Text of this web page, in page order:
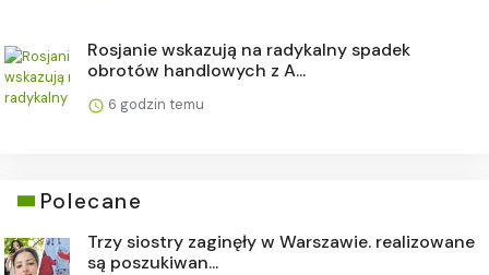
Rosjanie wskazują na radykalny spadek
obrotów handlowych z A...
6 godzin temu
Polecane
Trzy siostry zaginęły w Warszawie. realizowane
są poszukiwan...